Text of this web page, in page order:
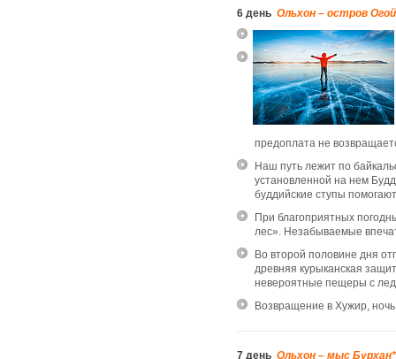
6 день Ольхон – остров
предоплата не
Наш путь лежит по
установленной на нем
буддийские ступы
При благоприятных
лес». Незабываемые
Во второй половине дня
древняя курыканская
невероятные пещеры с
Возвращение в Хужир,
7 день Ольхон – мыс